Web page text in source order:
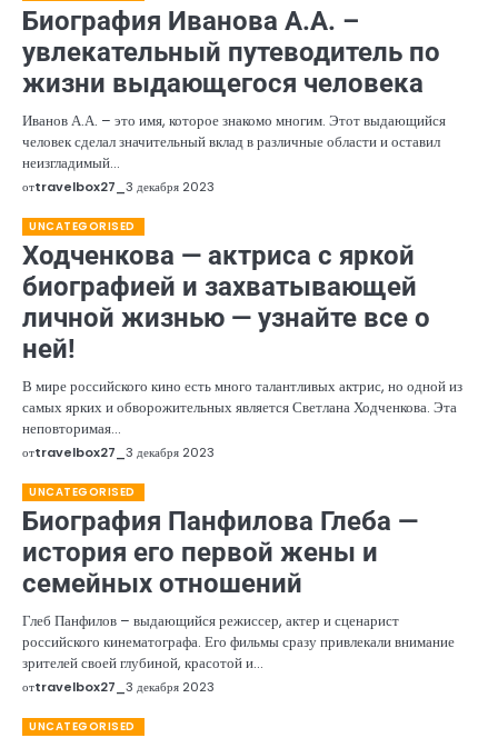
Биография Иванова А.А. –
увлекательный путеводитель по
жизни выдающегося человека
Иванов А.А. – это имя, которое знакомо многим. Этот выдающийся
человек сделал значительный вклад в различные области и оставил
неизгладимый…
отtravelbox27_ 3 декабря 2023
UNCATEGORISED
Ходченкова — актриса с яркой
биографией и захватывающей
личной жизнью — узнайте все о
ней!
В мире российского кино есть много талантливых актрис, но одной из
самых ярких и обворожительных является Светлана Ходченкова. Эта
неповторимая…
отtravelbox27_ 3 декабря 2023
UNCATEGORISED
Биография Панфилова Глеба —
история его первой жены и
семейных отношений
Глеб Панфилов – выдающийся режиссер, актер и сценарист
российского кинематографа. Его фильмы сразу привлекали внимание
зрителей своей глубиной, красотой и…
отtravelbox27_ 3 декабря 2023
UNCATEGORISED